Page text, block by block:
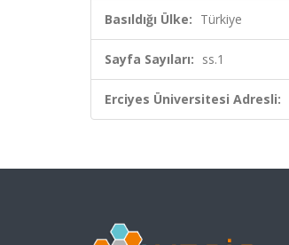
Basıldığı Ülke: Türkiye
Sayfa Sayıları: ss.1
Erciyes Üniversitesi Adresli: